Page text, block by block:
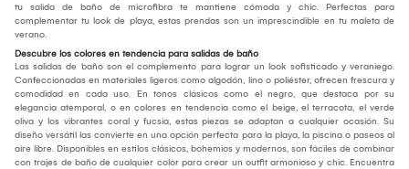
tu salida de baño de microfibra te mantiene cómoda y chic. Perfectas para
complementar tu look de playa, estas prendas son un imprescindible en tu maleta de
verano.
Descubre los colores en tendencia para salidas de baño
Las salidas de baño son el complemento para lograr un look sofisticado y veraniego.
Confeccionadas en materiales ligeros como algodón, lino o poliéster, ofrecen frescura y
comodidad en cada uso. En tonos clásicos como el negro, que destaca por su
elegancia atemporal, o en colores en tendencia como el beige, el terracota, el verde
oliva y los vibrantes coral y fucsia, estas piezas se adaptan a cualquier ocasión. Su
diseño versátil las convierte en una opción perfecta para la playa, la piscina o paseos al
aire libre. Disponibles en estilos clásicos, bohemios y modernos, son fáciles de combinar
con trajes de baño de cualquier color para crear un outfit armonioso y chic. Encuentra